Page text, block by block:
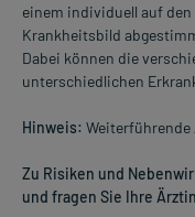
einem individuell auf
Krankheitsbild
Dabei können die
unterschiedlichen
Hinweis: Weiterführende
Zu Risiken und
und fragen Sie Ihre